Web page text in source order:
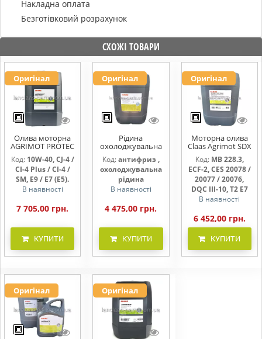
Накладна оплата
Безготівковий розрахунок
СХОЖІ ТОВАРИ
Оригінал
Олива моторна
AGRIMOT PROTEC
10W-40
Код: 10W-40, CJ-4 /
CI-4 Plus / CI-4 /
SM, E9 / E7 (E5).
В наявності
7 705,00 грн.
КУПИТИ
Оригінал
Рідина
охолоджувальна
AGRICOOL ОАТ 0
PLUS
Код:антифриз ,
охолоджувальна
рідина
В наявності
4 475,00 грн.
КУПИТИ
Оригінал
Моторна олива
Claas Agrimot SDX
15W-40, 20 л
Код: MB 228.3,
ECF-2, CES 20078 /
20077 / 20076,
DQC III-10, T2 E7
В наявності
6 452,00 грн.
КУПИТИ
Оригінал Оригінал